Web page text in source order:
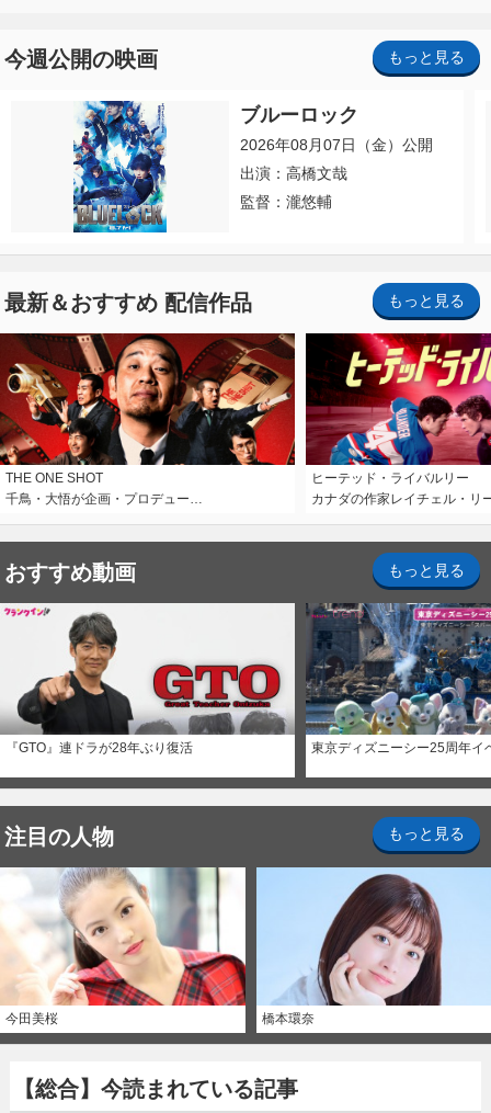
今週公開の映画 もっと見る
ブルーロック
2026年08月07日（金）公開
出演：高橋文哉
監督：瀧悠輔
最新＆おすすめ 配信作品 もっと見る
THE ONE SHOT
千鳥・大悟が企画・プロデュー…
ヒーテッド・ライバルリー
カナダの作家レイチェル・リ
おすすめ動画 もっと見る
『GTO』連ドラが28年ぶり復活 東京ディズニーシー25周年イ
注目の人物 もっと見る
今田美桜 橋本環奈
【総合】今読まれている記事